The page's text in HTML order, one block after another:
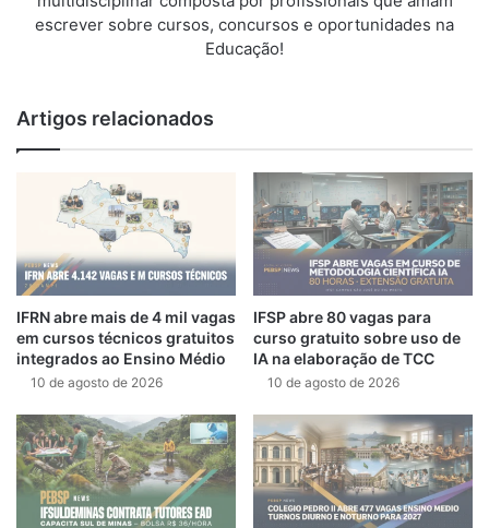
escrever sobre cursos, concursos e oportunidades na
Educação!
Artigos relacionados
IFRN abre mais de 4 mil vagas
em cursos técnicos gratuitos
integrados ao Ensino Médio
10 de agosto de 2026
IFSP abre 80 vagas para
curso gratuito sobre uso de
IA na elaboração de TCC
10 de agosto de 2026